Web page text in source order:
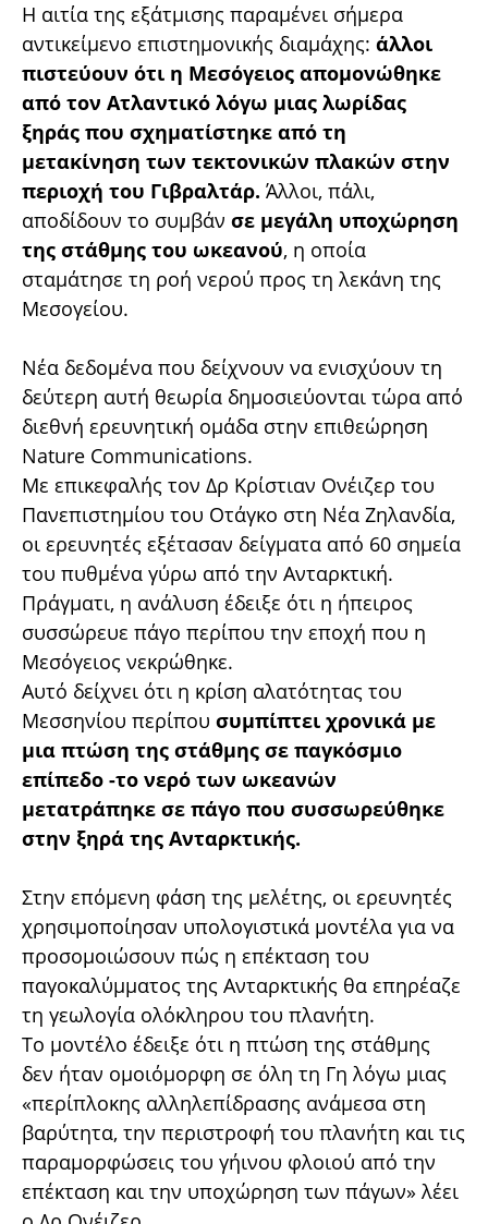
Η αιτία της εξάτμισης παραμένει σήμερα
αντικείμενο επιστημονικής διαμάχης: άλλοι
πιστεύουν ότι η Μεσόγειος απομονώθηκε
από τον Ατλαντικό λόγω μιας λωρίδας
ξηράς που σχηματίστηκε από τη
μετακίνηση των τεκτονικών πλακών στην
περιοχή του Γιβραλτάρ. Άλλοι, πάλι,
αποδίδουν το συμβάν σε μεγάλη υποχώρηση
της στάθμης του ωκεανού, η οποία
σταμάτησε τη ροή νερού προς τη λεκάνη της
Μεσογείου.
Νέα δεδομένα που δείχνουν να ενισχύουν τη
δεύτερη αυτή θεωρία δημοσιεύονται τώρα από
διεθνή ερευνητική ομάδα στην επιθεώρηση
Nature Communications.
Με επικεφαλής τον Δρ Κρίστιαν Ονέιζερ του
Πανεπιστημίου του Οτάγκο στη Νέα Ζηλανδία,
οι ερευνητές εξέτασαν δείγματα από 60 σημεία
του πυθμένα γύρω από την Ανταρκτική.
Πράγματι, η ανάλυση έδειξε ότι η ήπειρος
συσσώρευε πάγο περίπου την εποχή που η
Μεσόγειος νεκρώθηκε.
Αυτό δείχνει ότι η κρίση αλατότητας του
Μεσσηνίου περίπου συμπίπτει χρονικά με
μια πτώση της στάθμης σε παγκόσμιο
επίπεδο -το νερό των ωκεανών
μετατράπηκε σε πάγο που συσσωρεύθηκε
στην ξηρά της Ανταρκτικής.
Στην επόμενη φάση της μελέτης, οι ερευνητές
χρησιμοποίησαν υπολογιστικά μοντέλα για να
προσομοιώσουν πώς η επέκταση του
παγοκαλύμματος της Ανταρκτικής θα επηρέαζε
τη γεωλογία ολόκληρου του πλανήτη.
Το μοντέλο έδειξε ότι η πτώση της στάθμης
δεν ήταν ομοιόμορφη σε όλη τη Γη λόγω μιας
«περίπλοκης αλληλεπίδρασης ανάμεσα στη
βαρύτητα, την περιστροφή του πλανήτη και τις
παραμορφώσεις του γήινου φλοιού από την
επέκταση και την υποχώρηση των πάγων» λέει